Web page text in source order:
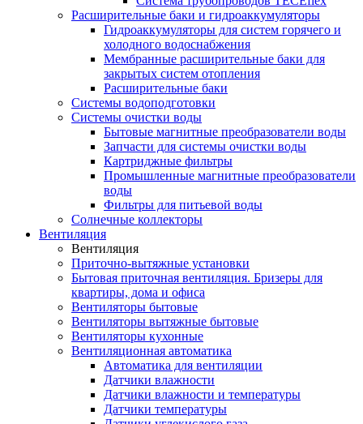
Расширительные баки и гидроаккумуляторы
Гидроаккумуляторы для систем горячего и
холодного водоснабжения
Мембранные расширительные баки для
закрытых систем отопления
Расширительные баки
Системы водоподготовки
Системы очистки воды
Бытовые магнитные преобразователи воды
Запчасти для системы очистки воды
Картриджные фильтры
Промышленные магнитные преобразователи
воды
Фильтры для питьевой воды
Солнечные коллекторы
Вентиляция
Вентиляция
Приточно-вытяжные установки
Бытовая приточная вентиляция. Бризеры для
квартиры, дома и офиса
Вентиляторы бытовые
Вентиляторы вытяжные бытовые
Вентиляторы кухонные
Вентиляционная автоматика
Автоматика для вентиляции
Датчики влажности
Датчики влажности и температуры
Датчики температуры